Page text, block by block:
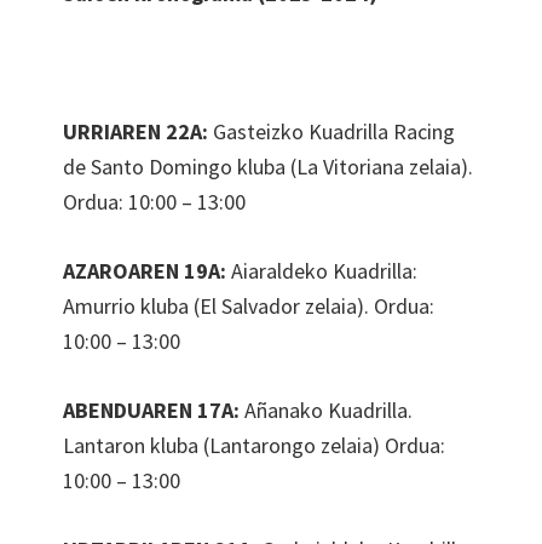
URRIAREN 22A: Gasteizko Kuadrilla Racing
de Santo Domingo kluba (La Vitoriana zelaia).
Ordua: 10:00 – 13:00
AZAROAREN 19A: Aiaraldeko Kuadrilla:
Amurrio kluba (El Salvador zelaia). Ordua:
10:00 – 13:00
ABENDUAREN 17A: Añanako Kuadrilla.
Lantaron kluba (Lantarongo zelaia) Ordua:
10:00 – 13:00